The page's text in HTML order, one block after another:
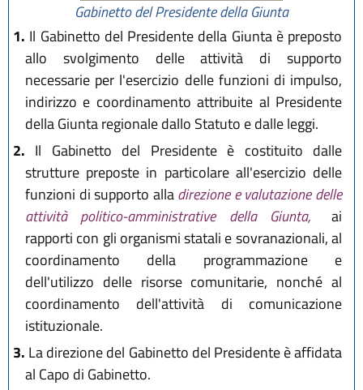
Gabinetto del Presidente della Giunta
1. Il Gabinetto del Presidente della Giunta è preposto
allo svolgimento delle attività di supporto
necessarie per l'esercizio delle funzioni di impulso,
indirizzo e coordinamento attribuite al Presidente
della Giunta regionale dallo Statuto e dalle leggi.
2. Il Gabinetto del Presidente è costituito dalle
strutture preposte in particolare all'esercizio delle
funzioni di supporto alladirezione e valutazione delle
attività politico-amministrative della Giunta,
ai
rapporti con gli organismi statali e sovranazionali, al
coordinamento della programmazione e
dell'utilizzo delle risorse comunitarie, nonché al
coordinamento dell'attività di comunicazione
istituzionale.
3. La direzione del Gabinetto del Presidente è affidata
al Capo di Gabinetto.